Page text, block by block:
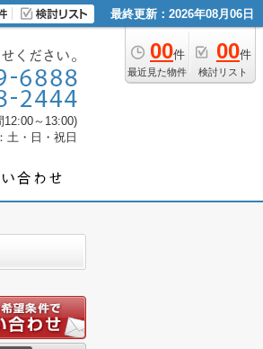
最終更新：2026年08月06日
00件
最近見た物件
00件
検討リスト
12:00～13:00)
土・日・祝日